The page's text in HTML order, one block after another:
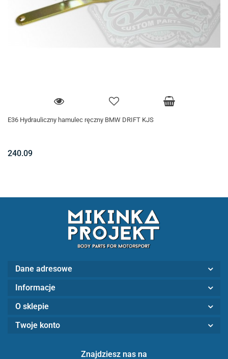
E36 Hydrauliczny hamulec ręczny BMW DRIFT KJS
240.09
Dane adresowe
Informacje
O sklepie
Twoje konto
Znajdziesz nas na